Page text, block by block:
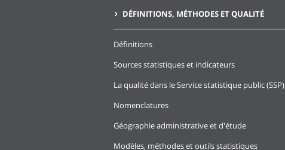
DÉFINITIONS, MÉTHODES ET QUALITÉ
Définitions
Sources statistiques et indicateurs
La qualité dans le Service statistique public (SSP)
Nomenclatures
Géographie administrative et d'étude
Modèles, méthodes et outils statistiques